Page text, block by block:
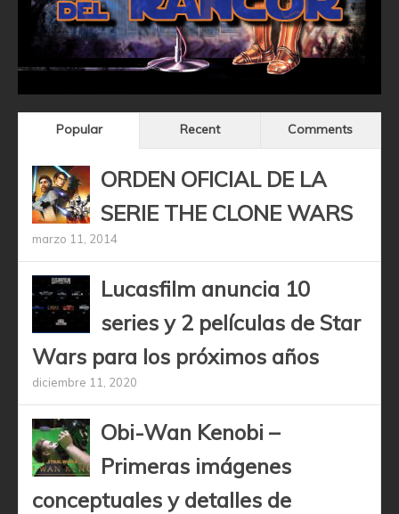
Popular Recent Comments
ORDEN OFICIAL DE LA
SERIE THE CLONE WARS
marzo 11, 2014
Lucasfilm anuncia 10
series y 2 películas de Star
Wars para los próximos años
diciembre 11, 2020
Obi-Wan Kenobi –
Primeras imágenes
conceptuales y detalles de